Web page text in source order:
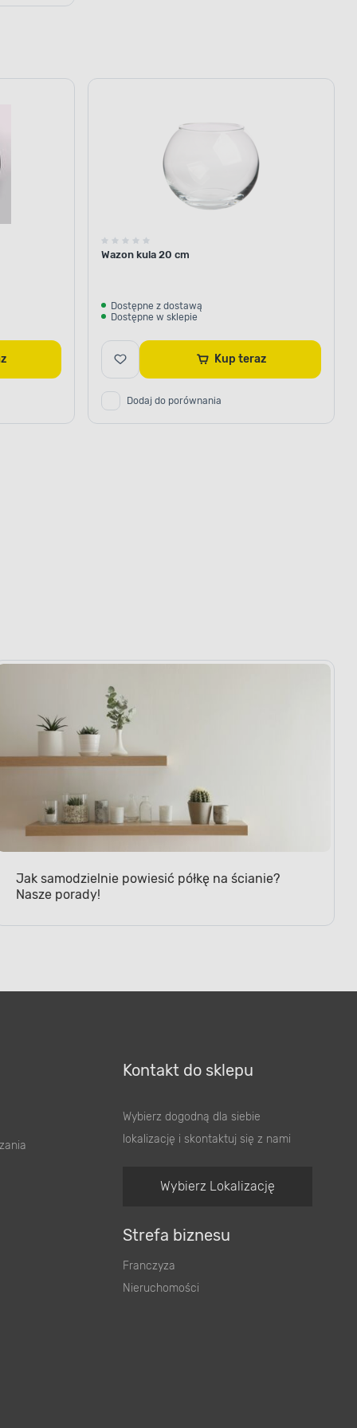
Wazon kula 20 cm
Dostępne z dostawą
Dostępne w sklepie
Kup teraz
Dodaj do porównania
Jak samodzielnie powiesić półkę na ścianie?
Nasze porady!
Kontakt do sklepu
Wybierz dogodną dla siebie
lokalizację i skontaktuj się z nami
Wybierz Lokalizację
Strefa biznesu
Franczyza
Nieruchomości